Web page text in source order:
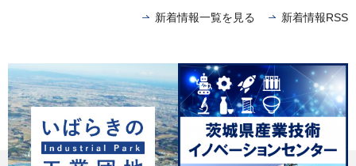
新着情報一覧を見る 新着情報RSS